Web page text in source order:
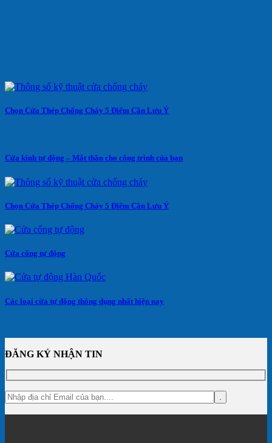
Chọn Cửa Thép Chống Cháy 5 Điểm Cần Lưu Ý
Cửa kính tự động – Mắt thần cho công trình của bạn
Chọn Cửa Thép Chống Cháy 5 Điểm Cần Lưu Ý
Cửa cổng tự động
Các loại cửa tự động thông dụng nhất hiện nay
ĐĂNG KÝ NHẬN TIN